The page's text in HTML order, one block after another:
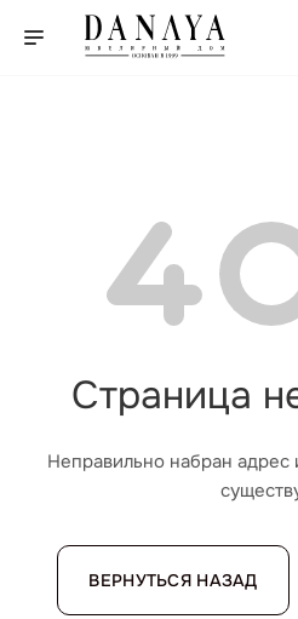
Страница
Неправильно набран адрес
ВЕРНУТЬСЯ НАЗАД